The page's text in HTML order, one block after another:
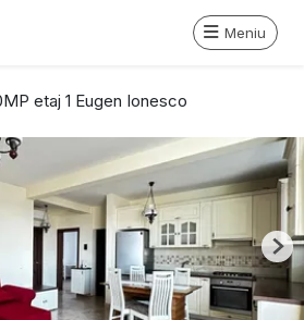
Meniu
etaj 1 Eugen Ionesco